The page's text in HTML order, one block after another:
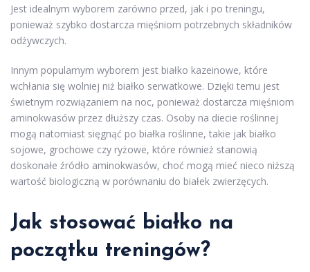
Jest idealnym wyborem zarówno przed, jak i po treningu,
ponieważ szybko dostarcza mięśniom potrzebnych składników
odżywczych.
Innym popularnym wyborem jest białko kazeinowe, które
wchłania się wolniej niż białko serwatkowe. Dzięki temu jest
świetnym rozwiązaniem na noc, ponieważ dostarcza mięśniom
aminokwasów przez dłuższy czas. Osoby na diecie roślinnej
mogą natomiast sięgnąć po białka roślinne, takie jak białko
sojowe, grochowe czy ryżowe, które również stanowią
doskonałe źródło aminokwasów, choć mogą mieć nieco niższą
wartość biologiczną w porównaniu do białek zwierzęcych.
Jak stosować białko na
początku treningów?